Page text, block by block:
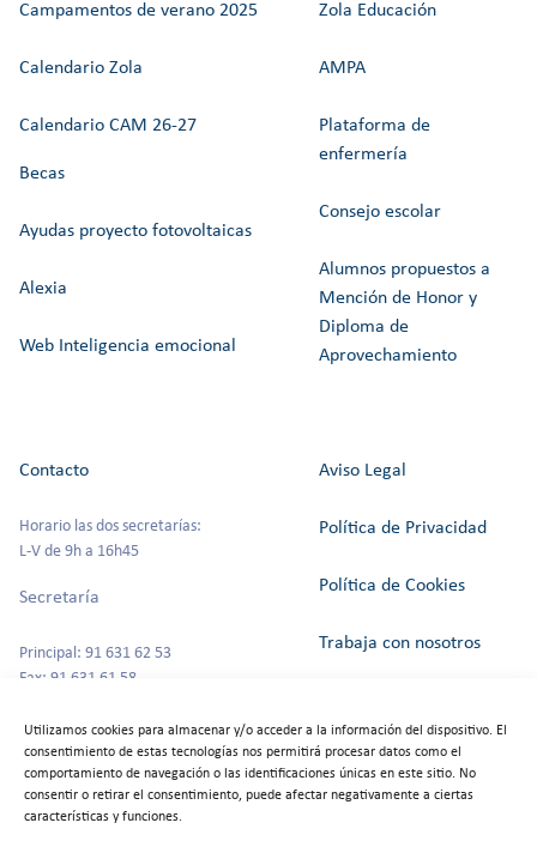
Utilizamos cookies para almacenar y/o acceder a la información del dispositivo. El
consentimiento de estas tecnologías nos permitirá procesar datos como el
comportamiento de navegación o las identificaciones únicas en este sitio. No
consentir o retirar el consentimiento, puede afectar negativamente a ciertas
características y funciones.
Campamentos de verano 2025
Calendario Zola
Calendario CAM 26-27
Becas
Ayudas proyecto fotovoltaicas
Alexia
Web Inteligencia emocional
Zola Educación
AMPA
Plataforma de
enfermería
Consejo escolar
Alumnos propuestos a
Mención de Honor y
Diploma de
Aprovechamiento
Contacto
Horario las dos secretarías:
L-V de 9h a 16h45
Secretaría
Principal: 91 631 62 53
Fax: 91 631 61 58
Escuela Infantil
Tfno: 91 631 67 00
Aviso Legal
Política de Privacidad
Política de Cookies
Trabaja con nosotros
Alquiler de espacios